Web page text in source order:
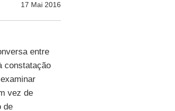
17 Mai 2016
entre
constatação
vez de
de